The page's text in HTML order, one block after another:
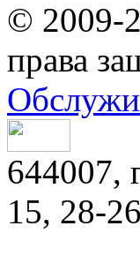
© 2009-
права
644007,
15, 28-